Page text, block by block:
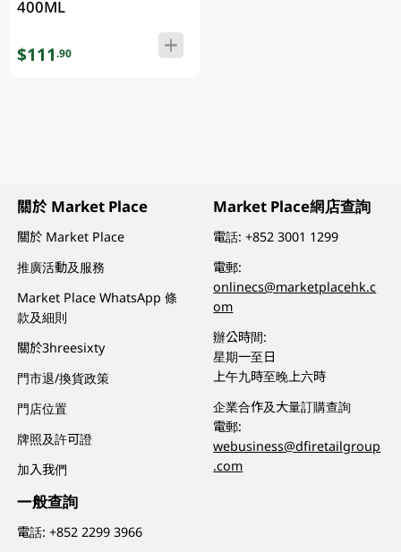
400ML
$111.90
關於 Market Place
關於 Market Place
推廣活動及服務
Market Place WhatsApp 條
款及細則
關於3hreesixty
門市退/換貨政策
門店位置
牌照及許可證
加入我們
一般查詢
電話:+852 2299 3966
Market Place網店查詢
電話:+852 3001 1299
電郵:
onlinecs@marketplacehk.c
om
辦公時間:
星期一至日
上午九時至晚上六時
企業合作及大量訂購查詢
電郵:
webusiness@dfiretailgroup
.com